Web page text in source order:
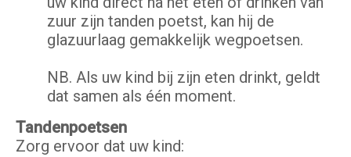
zuur zijn tanden poetst, kan hij de
glazuurlaag gemakkelijk wegpoetsen.
NB. Als uw kind bij zijn eten drinkt, geldt
dat samen als één moment.
Tandenpoetsen
Zorg ervoor dat uw kind: